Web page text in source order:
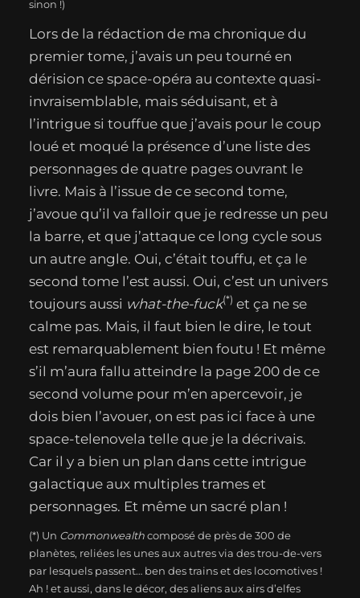
sinon !)
Lors de la rédaction de ma chronique du
premier tome, j’avais un peu tourné en
dérision ce space-opéra au contexte quasi-
invraisemblable, mais séduisant, et à
l’intrigue si touffue que j’avais pour le coup
loué et moqué la présence d’une liste des
personnages de quatre pages ouvrant le
livre. Mais à l’issue de ce second tome,
j’avoue qu’il va falloir que je redresse un peu
la barre, et que j’attaque ce long cycle sous
un autre angle. Oui, c’était touffu, et ça le
second tome l’est aussi. Oui, c’est un univers
toujours aussi what-the-fuck(*) et ça ne se
calme pas. Mais, il faut bien le dire, le tout
est remarquablement bien foutu ! Et même
s’il m’aura fallu atteindre la page 200 de ce
second volume pour m’en apercevoir, je
dois bien l’avouer, on est pas ici face à une
space-telenovela telle que je la décrivais.
Car il y a bien un plan dans cette intrigue
galactique aux multiples trames et
personnages. Et même un sacré plan !
(*) Un Commonwealthcomposé de près de 300 de
planètes, reliées les unes aux autres via des trou-de-vers
par lesquels passent… ben des trains et des locomotives !
Ah ! et aussi, dans le décor, des aliens aux airs d’elfes